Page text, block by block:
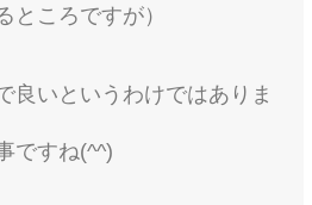
ころですが）
良いというわけではありま
ですね(^^)